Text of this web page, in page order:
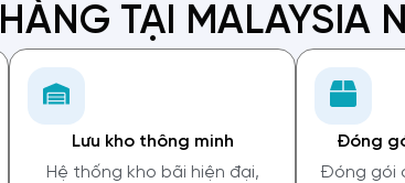
HÀNG TẠI MALAYSIA
Lưu kho thông minh
Hệ thống kho bãi hiện đại,
Đóng
Đóng gói